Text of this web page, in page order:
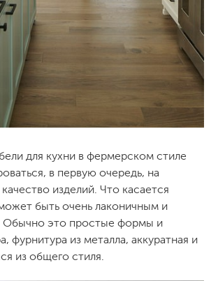
для кухни в фермерском стиле
в первую очередь, на
изделий. Что касается
быть очень лаконичным и
Обычно это простые формы и
фурнитура из металла, аккуратная и
из общего стиля.